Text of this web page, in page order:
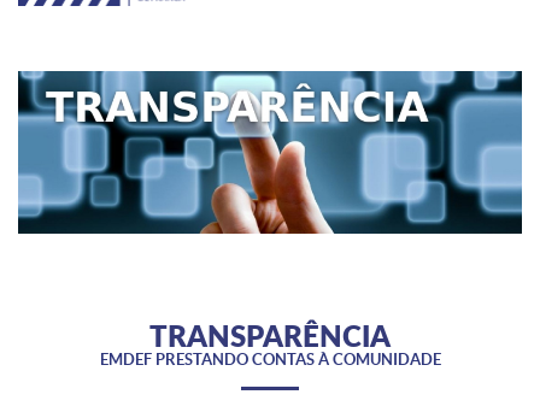
TRANSPARÊNCIA
EMDEF PRESTANDO CONTAS À COMUNIDADE